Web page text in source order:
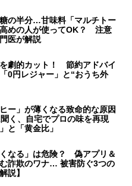
の半分…甘味料「マルチトー
めの人が使ってOK？ 注意
医が解説
劇的カット！ 節約アドバイ
0円レジャー」と“おうち外
ヒー」が薄くなる致命的な原因
く、自宅でプロの味を再現
と「黄金比」
くなる」は危険？ 偽アプリ＆
詐欺のワナ… 被害防ぐ3つの
説】